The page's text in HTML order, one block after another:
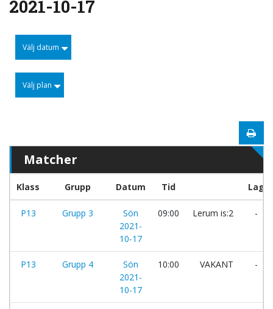
2021-10-17
Välj datum
Välj plan
Matcher
Klass Grupp Datum Tid Lag
P13 Grupp 3
Sön
2021-
10-17
09:00 Lerum is:2 -
P13 Grupp 4
Sön
2021-
10-17
10:00 VAKANT -